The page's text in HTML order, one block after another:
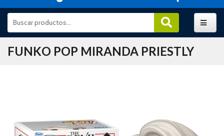
FUNKO POP MIRANDA PRIESTLY